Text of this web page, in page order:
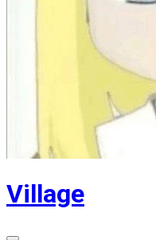
Village